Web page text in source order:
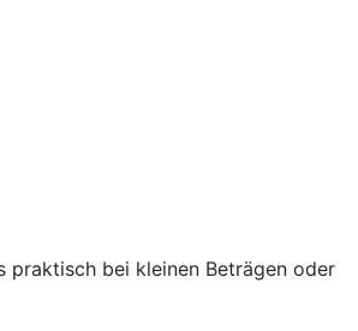
praktisch bei kleinen Beträgen oder